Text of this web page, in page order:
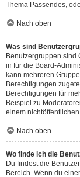
Thema Passendes,
Nach oben
Was sind
Benutzergruppen sind
in für die Board-
kann mehreren
Berechtigungen
Berechtigungen für
Beispiel zu
einem
Nach oben
Wo finde ich die
Du findest die
Bereich. Wenn du